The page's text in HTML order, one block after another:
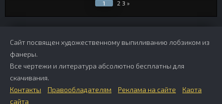
1 2 3 »
Сайт посвящен художественному выпиливанию лобзиком из
фанеры.
Все чертежи и литература абсолютно бесплатны для
скачивания.
Контакты
Правообладателям Реклама на сайте
Карта
сайта